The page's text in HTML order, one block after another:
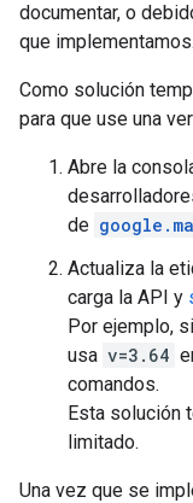
documentar, o
que implementamos.
Como solución
para que use una
Abre la
de
Actualiza la
carga la API y
Por ejemplo, si
usa v=3.64
comandos.
Esta solución
limitado.
Una vez que se